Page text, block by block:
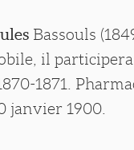
Bassouls
il participera
1871.
janvier 1900.